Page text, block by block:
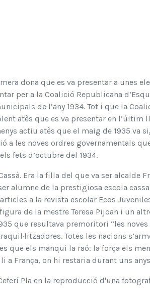
dona que es va presentar a unes
per a la Coalició Republicana
de l’any 1934. Tot i que la
atès que es va presentar en l’últim
actiu atès que el maig de 1935 va
a les noves ordres governamentals
fets d’octubre del 1934.
Era la filla del que va ser alcalde
alumne de la prestigiosa escola
a la revista escolar Ecos
de la mestre Teresa Pijoan i un
que resultava premoritori “les noves
Totes les nacions
que els manqui la raó: la força els
a França, on hi restaria durant uns
Pla en la reproducció d'una